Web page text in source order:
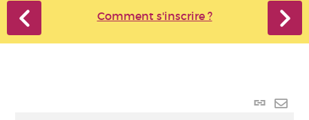
Comment s'inscrire ?
Lien